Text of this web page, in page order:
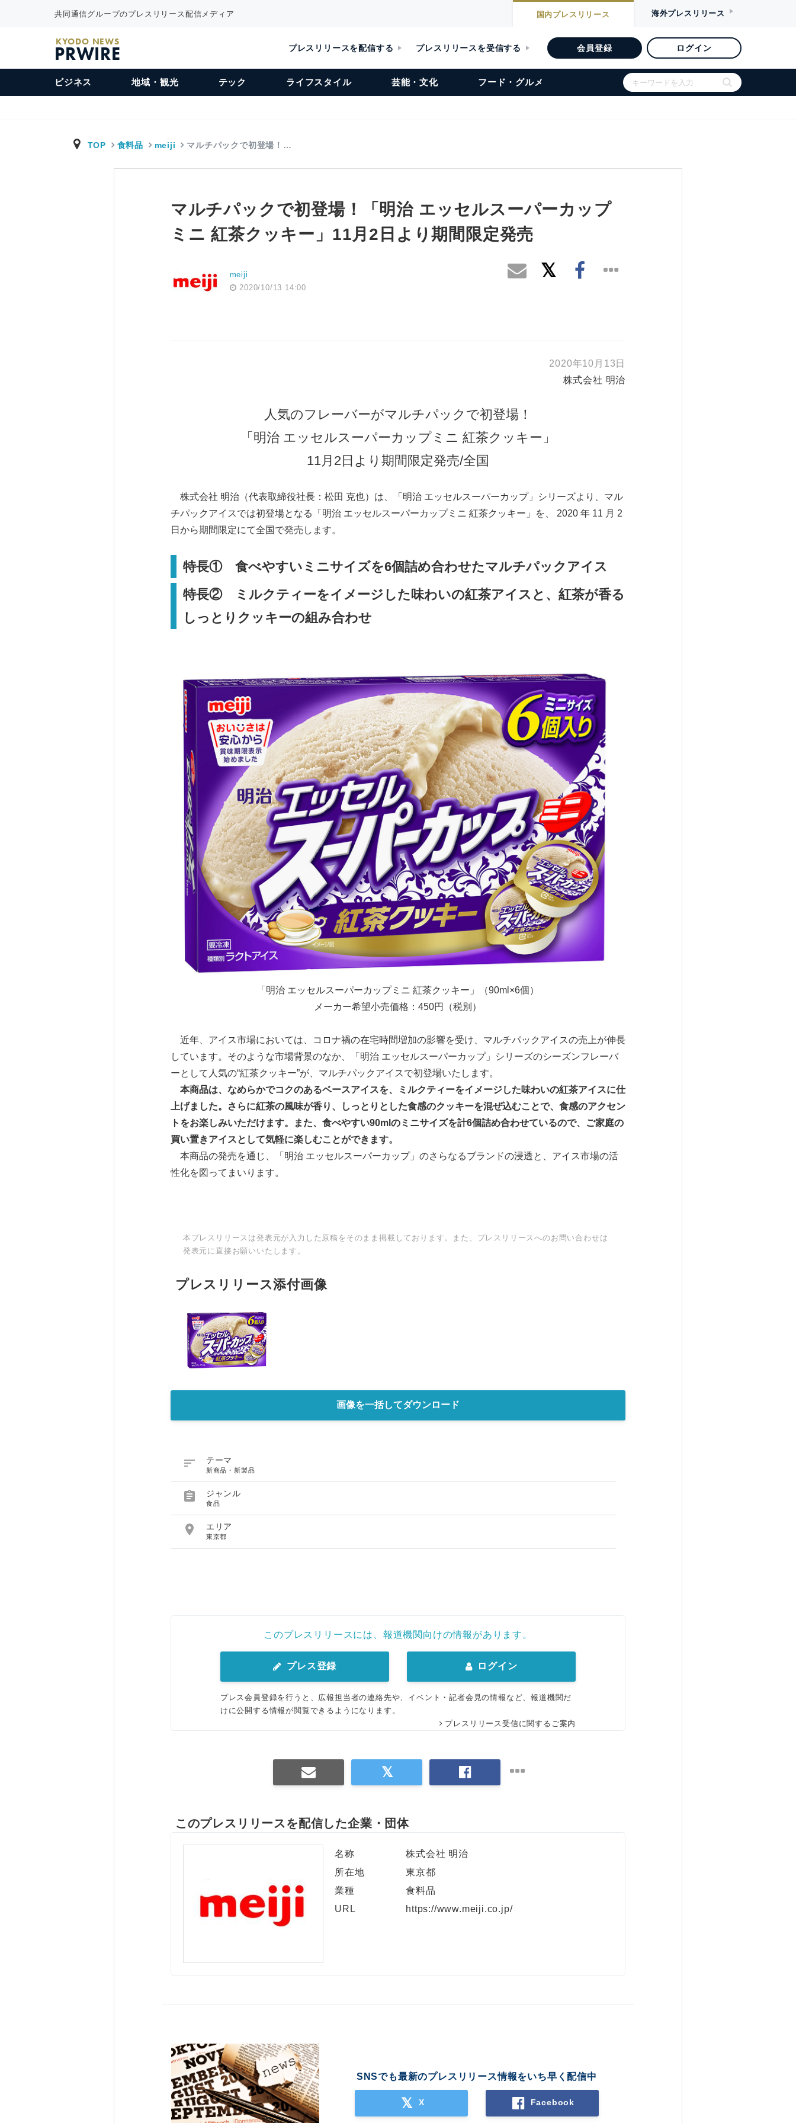
共同通信グループのプレスリリース配信メディア 国内プレスリリース 海外プレスリリース
KYODO NEWS
PRWIRE プレスリリースを配信する プレスリリースを受信する 会員登録 ログイン
ビジネス 地域・観光 テック ライフスタイル 芸能・文化 フード・グルメ
TOP 食料品 meiji マルチパックで初登場！…
マルチパックで初登場！「明治 エッセルスーパーカップ
ミニ 紅茶クッキー」11月2日より期間限定発売
meiji
2020/10/13 14:00
2020年10月13日
株式会社 明治
人気のフレーバーがマルチパックで初登場！
「明治 エッセルスーパーカップミニ 紅茶クッキー」
11月2日より期間限定発売/全国
株式会社 明治（代表取締役社長：松田 克也）は、「明治 エッセルスーパーカップ」シリーズより、マル
チパックアイスでは初登場となる「明治 エッセルスーパーカップミニ 紅茶クッキー」を、 2020 年 11 月 2
日から期間限定にて全国で発売します。
特長① 食べやすいミニサイズを6個詰め合わせたマルチパックアイス
特長② ミルクティーをイメージした味わいの紅茶アイスと、紅茶が香る
しっとりクッキーの組み合わせ
「明治 エッセルスーパーカップミニ 紅茶クッキー」（90ml×6個）
メーカー希望小売価格：450円（税別）
近年、アイス市場においては、コロナ禍の在宅時間増加の影響を受け、マルチパックアイスの売上が伸長
しています。そのような市場背景のなか、「明治 エッセルスーパーカップ」シリーズのシーズンフレーバ
ーとして人気の“紅茶クッキー”が、マルチパックアイスで初登場いたします。
本商品は、なめらかでコクのあるベースアイスを、ミルクティーをイメージした味わいの紅茶アイスに仕
上げました。さらに紅茶の風味が香り、しっとりとした食感のクッキーを混ぜ込むことで、食感のアクセン
トをお楽しみいただけます。また、食べやすい90ml のミニサイズを計6個詰め合わせているので、ご家庭の
買い置きアイスとして気軽に楽しむことができます。
本商品の発売を通じ、「明治 エッセルスーパーカップ」のさらなるブランドの浸透と、アイス市場の活
性化を図ってまいります。
本プレスリリースは発表元が入力した原稿をそのまま掲載しております。また、プレスリリースへのお問い合わせは
発表元に直接お願いいたします。
プレスリリース添付画像
画像を一括してダウンロード
 テーマ
新商品・新製品
 ジャンル
食品
 エリア
東京都
このプレスリリースには、報道機関向けの情報があります。
プレス登録 ログイン
プレス会員登録を行うと、広報担当者の連絡先や、イベント・記者会見の情報など、報道機関だ
けに公開する情報が閲覧できるようになります。
プレスリリース受信に関するご案内
このプレスリリースを配信した企業・団体
名称
株式会社 明治
所在地
東京都
業種
食料品
URL
https://www.meiji.co.jp/
SNSでも最新のプレスリリース情報をいち早く配信中
X Facebook